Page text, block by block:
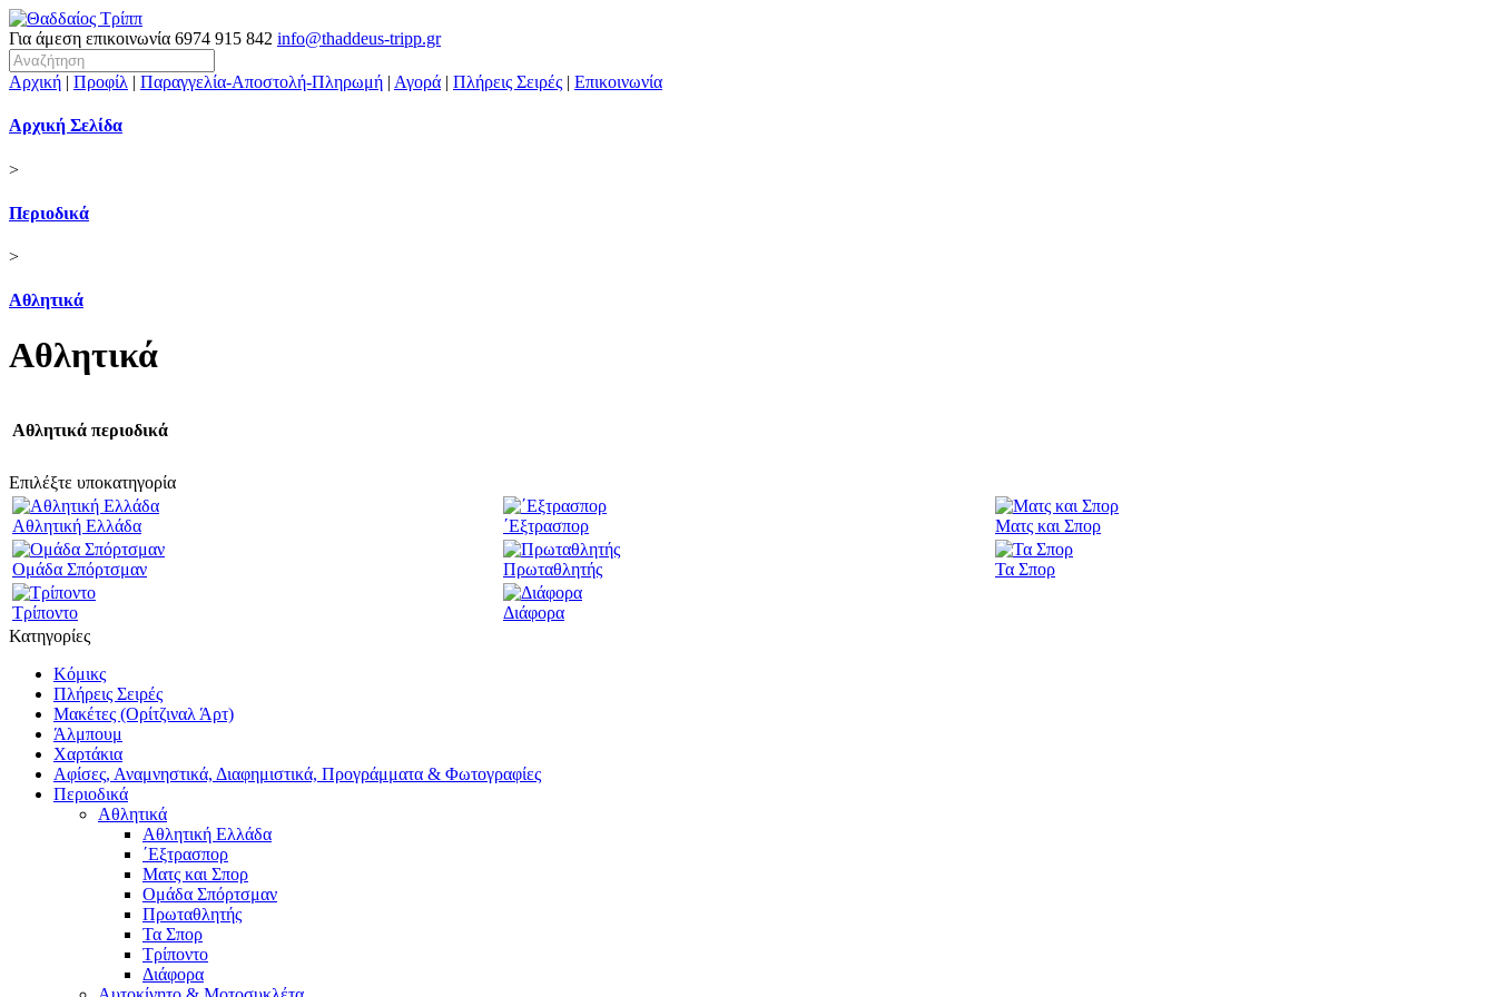
Για άμεση επικοινωνία 6974 915 842 info@thaddeus-tripp.gr
Αρχική | Προφίλ | Παραγγελία-Αποστολή-Πληρωμή | Αγορά | Πλήρεις Σειρές | Επικοινωνία
Αρχική Σελίδα
>
Περιοδικά
>
Αθλητικά
Αθλητικά
Αθλητικά περιοδικά
Επιλέξτε υποκατηγορία
Αθλητική Ελλάδα ΄Εξτρασπορ Ματς και Σπορ
Ομάδα Σπόρτσμαν Πρωταθλητής Τα Σπορ
Τρίποντο
Διάφορα
Κατηγορίες
Κόμικς
Πλήρεις Σειρές
Μακέτες (Ορίτζιναλ Άρτ)
Άλμπουμ
Χαρτάκια
Αφίσες, Αναμνηστικά, Διαφημιστικά, Προγράμματα & Φωτογραφίες
Περιοδικά
Αθλητικά
Αθλητική Ελλάδα
΄Εξτρασπορ
Ματς και Σπορ
Ομάδα Σπόρτσμαν
Πρωταθλητής
Τα Σπορ
Τρίποντο
Διάφορα